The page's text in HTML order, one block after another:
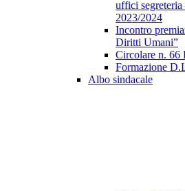
uffici segreteria
2023/2024
Incontro
Diritti Umani”
Circolare n. 66
Formazione
Albo sindacale